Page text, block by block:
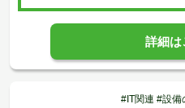
詳細は
#IT関連 #設備